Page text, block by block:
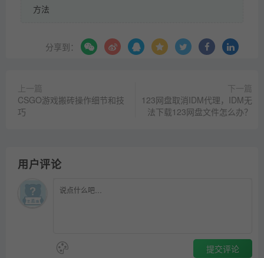
方法
分享到：
上一篇
CSGO游戏搬砖操作细节和技
巧
下一篇
123网盘取消IDM代理，IDM无
法下载123网盘文件怎么办？
用户评论
提交评论